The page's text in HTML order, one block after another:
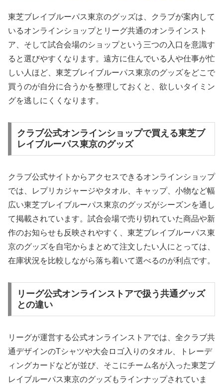
東芝ブレイブルーパス東京のグッズは、クラブが案内して
いるオンラインショップとリーグ共通のオンラインスト
ア、そして試合会場のショップという三つの入口を意識す
ると選びやすくなります。遠方に住んでいる人や仕事が忙
しい人ほど、東芝ブレイブルーパス東京のグッズをどこで
買うのが自分に合うかを整理しておくと、欲しいタイミン
グを逃しにくくなります。
クラブ公式オンラインショップで買える東芝ブ
レイブルーパス東京のグッズ
クラブ公式サイトからアクセスできるオンラインショップ
では、レプリカジャージやタオル、キャップ、小物など幅
広い東芝ブレイブルーパス東京のグッズがシーズンを通し
て掲載されています。試合会場で売り切れていた商品や新
作のお知らせも反映されやすく、東芝ブレイブルーパス東
京のグッズを自宅からまとめて注文したい人にとっては、
在庫状況を比較しながら落ち着いて選べるのが利点です。
リーグ公式オンラインストアで扱う共通グッズ
との違い
リーグが運営する公式オンラインストアでは、全クラブ共
通デザインのTシャツや大会ロゴ入りのタオル、トレーデ
ィングカードなどが並び、そこにチーム名が入った東芝ブ
レイブルーパス東京のグッズもラインナップされていま